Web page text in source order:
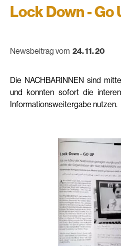
Lock Down - Go
Newsbeitrag vom 24. 11. 20
Die NACHBARINNEN sind
und konnten sofort die
Informationsweitergabe nutzen.